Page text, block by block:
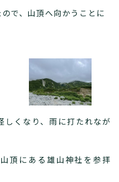
で、山頂へ向かうことに
しくなり、雨に打たれなが
頂にある雄山神社を参拝